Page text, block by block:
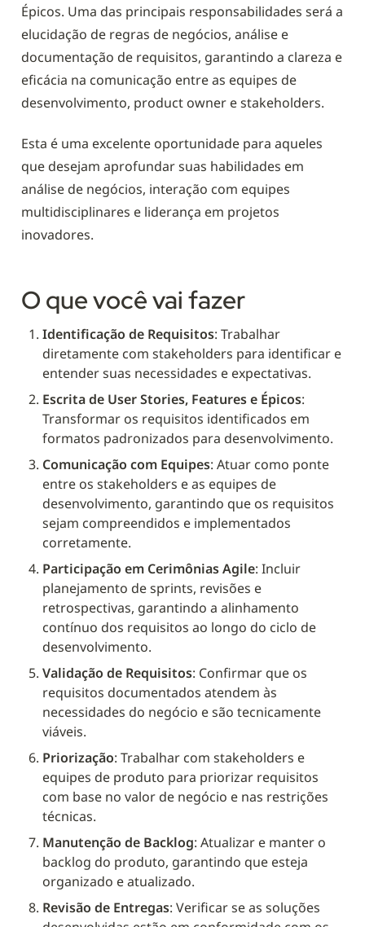
Épicos. Uma das principais responsabilidades será a
elucidação de regras de negócios, análise e
documentação de requisitos, garantindo a clareza e
eficácia na comunicação entre as equipes de
desenvolvimento, product owner e stakeholders.
Esta é uma excelente oportunidade para aqueles
que desejam aprofundar suas habilidades em
análise de negócios, interação com equipes
multidisciplinares e liderança em projetos
inovadores.
O que você vai fazer
Identificação de Requisitos: Trabalhar
diretamente com stakeholders para identificar e
entender suas necessidades e expectativas.
Escrita de User Stories, Features e Épicos:
Transformar os requisitos identificados em
formatos padronizados para desenvolvimento.
Comunicação com Equipes: Atuar como ponte
entre os stakeholders e as equipes de
desenvolvimento, garantindo que os requisitos
sejam compreendidos e implementados
corretamente.
Participação em Cerimônias Agile: Incluir
planejamento de sprints, revisões e
retrospectivas, garantindo a alinhamento
contínuo dos requisitos ao longo do ciclo de
desenvolvimento.
Validação de Requisitos: Confirmar que os
requisitos documentados atendem às
necessidades do negócio e são tecnicamente
viáveis.
Priorização: Trabalhar com stakeholders e
equipes de produto para priorizar requisitos
com base no valor de negócio e nas restrições
técnicas.
Manutenção de Backlog: Atualizar e manter o
backlog do produto, garantindo que esteja
organizado e atualizado.
Revisão de Entregas: Verificar se as soluções